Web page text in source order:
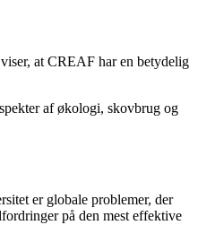
at CREAF har en betydelig
af økologi, skovbrug og
er globale problemer, der
på den mest effektive